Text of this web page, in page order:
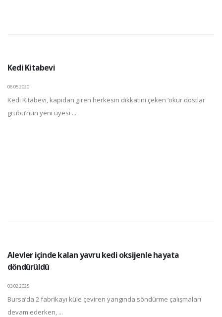
Kedi Kitabevi
06.05.2020
Kedi Kitabevi, kapıdan giren herkesin dikkatini çeken ‘okur dostlar
grubu’nun yeni üyesi ...
Alevler içinde kalan yavru kedi oksijenle hayata
döndürüldü
03.02.2025
Bursa’da 2 fabrikayı küle çeviren yangında söndürme çalışmaları
devam ederken, ...